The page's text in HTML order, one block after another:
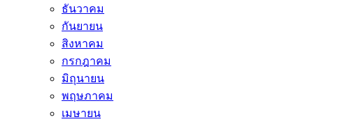
ธันวาคม
กันยายน
สิงหาคม
กรกฎาคม
มิถุนายน
พฤษภาคม
เมษายน